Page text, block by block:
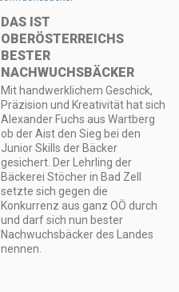
DAS IST
OBERÖSTERREICHS
BESTER
NACHWUCHSBÄCKER
Mit handwerklichem Geschick,
Präzision und Kreativität hat sich
Alexander Fuchs aus Wartberg
ob der Aist den Sieg bei den
Junior Skills der Bäcker
gesichert. Der Lehrling der
Bäckerei Stöcher in Bad Zell
setzte sich gegen die
Konkurrenz aus ganz OÖ durch
und darf sich nun bester
Nachwuchsbäcker des Landes
nennen.